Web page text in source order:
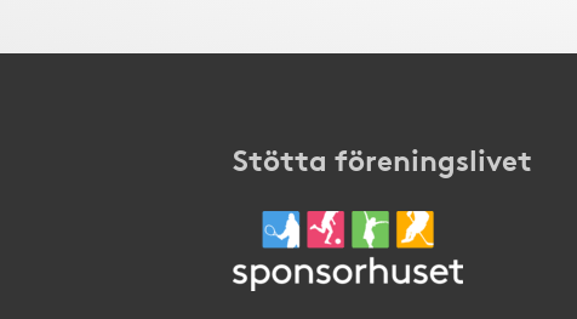
Stötta föreningslivet